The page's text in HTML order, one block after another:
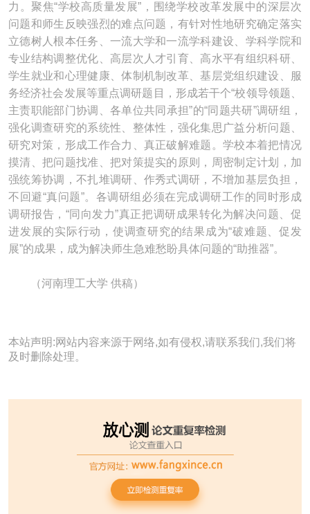
力。聚焦“学校高质量发展”，围绕学校改革发展中的深层次
问题和师生反映强烈的难点问题，有针对性地研究确定落实
立德树人根本任务、一流大学和一流学科建设、学科学院和
专业结构调整优化、高层次人才引育、高水平有组织科研、
学生就业和心理健康、体制机制改革、基层党组织建设、服
务经济社会发展等重点调研题目，形成若干个“校领导领题、
主责职能部门协调、各单位共同承担”的“同题共研”调研组，
强化调查研究的系统性、整体性，强化集思广益分析问题、
研究对策，形成工作合力、真正破解难题。学校本着把情况
摸清、把问题找准、把对策提实的原则，周密制定计划，加
强统筹协调，不扎堆调研、作秀式调研，不增加基层负担，
不回避“真问题”。各调研组必须在完成调研工作的同时形成
调研报告，“同向发力”真正把调研成果转化为解决问题、促
进发展的实际行动，使调查研究的结果成为“破难题、促发
展”的成果，成为解决师生急难愁盼具体问题的“助推器”。
（河南理工大学 供稿）
本站声明:网站内容来源于网络,如有侵权,请联系我们,我们将
及时删除处理。